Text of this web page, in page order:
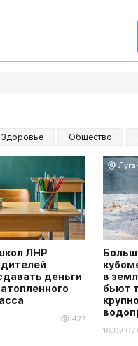
Здоровье Общество
ЛНР
деньги
477
в
бьют
16:07